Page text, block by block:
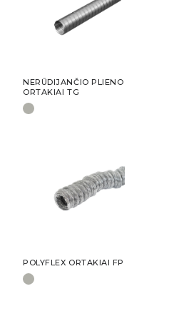
NERŪDIJANČIO PLIENO
ORTAKIAI TG
POLYFLEX ORTAKIAI FP